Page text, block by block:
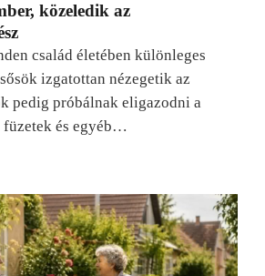
közeledik az
család életében különleges
izgatottan nézegetik az
pedig próbálnak eligazodni a
és egyéb…